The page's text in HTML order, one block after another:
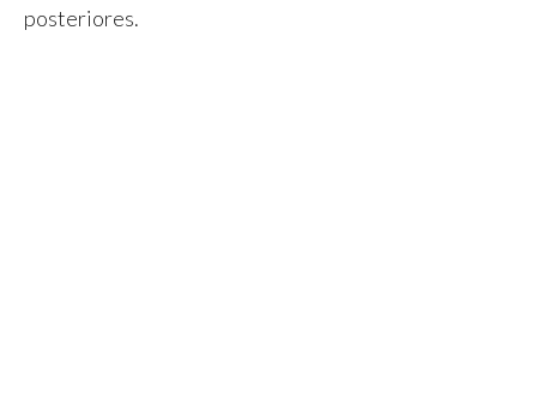
posteriores.